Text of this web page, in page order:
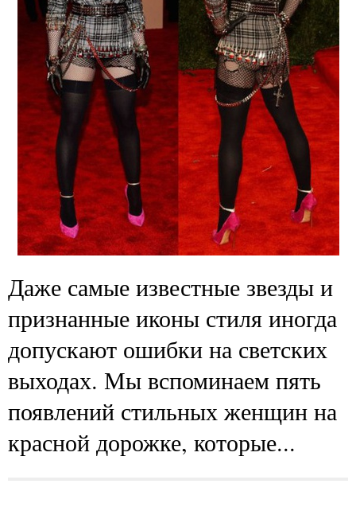
Даже самые известные звезды и
признанные иконы стиля иногда
допускают ошибки на светских
выходах. Мы вспоминаем пять
появлений стильных женщин на
красной дорожке, которые...